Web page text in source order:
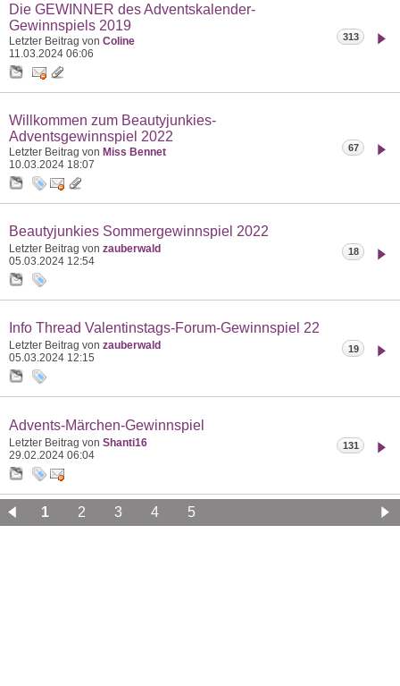
Die GEWINNER des Adventskalender-
Gewinnspiels 2019
Letzter Beitrag von Coline
11.03.2024 06:06
313
Willkommen zum Beautyjunkies-
Adventsgewinnspiel 2022
Letzter Beitrag von Miss Bennet
10.03.2024 18:07
67
Beautyjunkies Sommergewinnspiel 2022
Letzter Beitrag von zauberwald
05.03.2024 12:54
18
Info Thread Valentinstags-Forum-Gewinnspiel 22
Letzter Beitrag von zauberwald
05.03.2024 12:15
19
Advents-Märchen-Gewinnspiel
Letzter Beitrag von Shanti16
29.02.2024 06:04
131
1 2 3 4 5